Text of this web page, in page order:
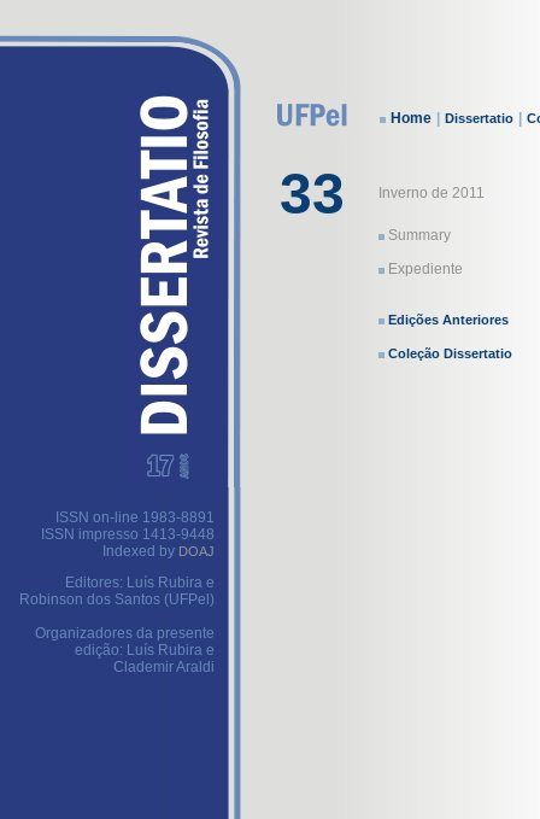
ISSN on-line 1983-8891
ISSN impresso 1413-9448
Indexed by DOAJ
Editores: Luís Rubira e
Robinson dos Santos (UFPel)
Organizadores da presente
edição: Luís Rubira e
Clademir Araldi
Home Dissertatio
33 Inverno de 2011
Summary
Expediente
Edições Anteriores
Coleção Dissertatio